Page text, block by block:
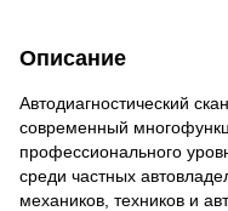
Описание
Автодиагностический
современный
профессионального
среди частных
механиков, техников и